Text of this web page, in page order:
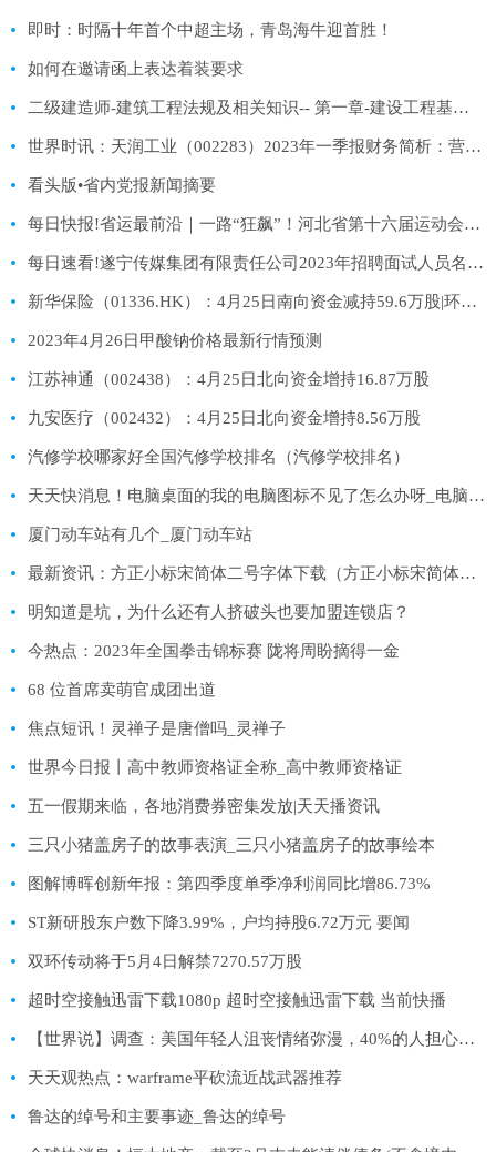
即时：时隔十年首个中超主场，青岛海牛迎首胜！
如何在邀请函上表达着装要求
二级建造师-建筑工程法规及相关知识-- 第一章-建设工程基本法律知识38|天天聚看点
世界时讯：天润工业（002283）2023年一季报财务简析：营收净利润双双增长，盈利能力上升
看头版•省内党报新闻摘要
每日快报!省运最前沿｜一路“狂飙”！河北省第十六届运动会青少年组公路自行车比赛开赛
每日速看!遂宁传媒集团有限责任公司2023年招聘面试人员名单公告
新华保险（01336.HK）：4月25日南向资金减持59.6万股|环球热讯
2023年4月26日甲酸钠价格最新行情预测
江苏神通（002438）：4月25日北向资金增持16.87万股
九安医疗（002432）：4月25日北向资金增持8.56万股
汽修学校哪家好全国汽修学校排名（汽修学校排名）
天天快消息！电脑桌面的我的电脑图标不见了怎么办呀_电脑桌面的我的电脑图标不见了怎么办
厦门动车站有几个_厦门动车站
最新资讯：方正小标宋简体二号字体下载（方正小标宋简体二号）
明知道是坑，为什么还有人挤破头也要加盟连锁店？
今热点：2023年全国拳击锦标赛 陇将周盼摘得一金
68 位首席卖萌官成团出道
焦点短讯！灵禅子是唐僧吗_灵禅子
世界今日报丨高中教师资格证全称_高中教师资格证
五一假期来临，各地消费券密集发放|天天播资讯
三只小猪盖房子的故事表演_三只小猪盖房子的故事绘本
图解博晖创新年报：第四季度单季净利润同比增86.73%
ST新研股东户数下降3.99%，户均持股6.72万元 要闻
双环传动将于5月4日解禁7270.57万股
超时空接触迅雷下载1080p 超时空接触迅雷下载 当前快播
【世界说】调查：美国年轻人沮丧情绪弥漫，40%的人担心遭枪击、近1/4的人觉得“死了更好”
天天观热点：warframe平砍流近战武器推荐
鲁达的绰号和主要事迹_鲁达的绰号